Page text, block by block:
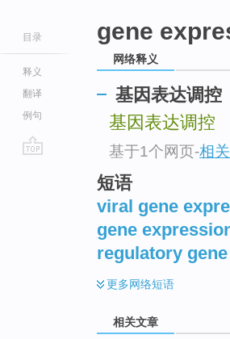
目录
释义
翻译
例句
gene
网络释义
基因表达调控
基因表达调控
基于1个网页-相
短语
viral gene
gene
regulatory
更多网络短语
相关文章